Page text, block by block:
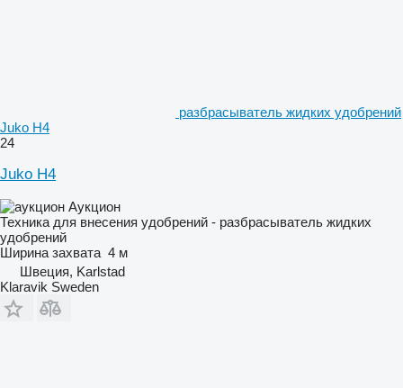
разбрасыватель жидких удобрений
Juko H4
24
Juko H4
Аукцион
Техника для внесения удобрений - разбрасыватель жидких
удобрений
Ширина захвата 4 м
Швеция, Karlstad
Klaravik Sweden